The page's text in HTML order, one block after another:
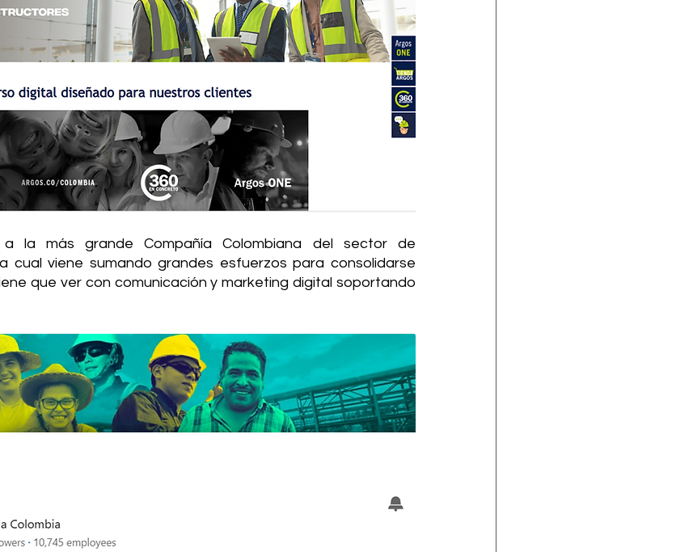
a la más grande Compañía Colombiana del sector de
cual viene sumando grandes esfuerzos para consolidarse
que ver con comunicación y marketing digital soportando